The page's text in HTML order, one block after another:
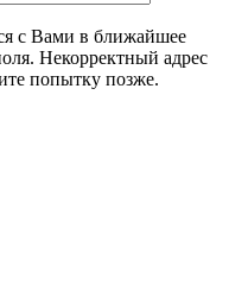
с Вами в ближайшее
Некорректный адрес
попытку позже.